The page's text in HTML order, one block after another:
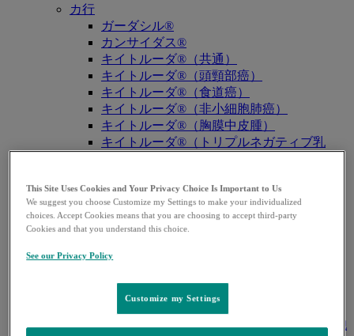
カ行
ガーダシル®
カンサイダス®
キイトルーダ®（共通）
キイトルーダ®（頭頸部癌）
キイトルーダ®（食道癌）
キイトルーダ®（非小細胞肺癌）
キイトルーダ®（胸膜中皮腫）
キイトルーダ®（トリプルネガティブ乳
キイトルーダ®（胆道癌）
キイトルーダ®（腎細胞癌）
キイトルーダ®（尿路上皮癌）
キイトルーダ®（子宮頸癌）
キイトルーダ®（原発性縦隔大細胞型B細胞
This Site Uses Cookies and Your Privacy Choice Is Important to Us
We suggest you choose Customize my Settings to make your individualized
choices. Accept Cookies means that you are choosing to accept third-party
Cookies and that you understand this choice.
See our Privacy Policy
Customize my Settings